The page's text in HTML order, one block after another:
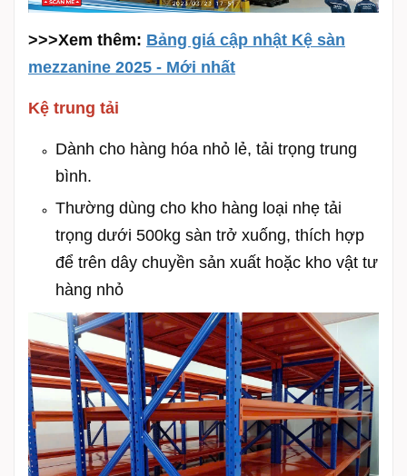
>>>Xem thêm: Bảng giá cập nhật Kệ sàn
mezzanine 2025 - Mới nhất
Kệ trung tải
Dành cho hàng hóa nhỏ lẻ, tải trọng trung
bình.
Thường dùng cho kho hàng loại nhẹ tải
trọng dưới 500kg sàn trở xuống, thích hợp
để trên dây chuyền sản xuất hoặc kho vật tư
hàng nhỏ